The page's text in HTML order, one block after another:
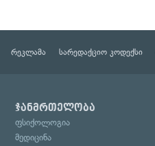
რეკლამა სარედაქციო კოდექსი
ჯანმრთელობა
ფსიქოლოგია
მედიცინა